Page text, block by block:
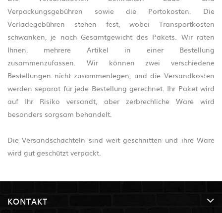
Verpackungsgebühren sowie die Portokosten. Die
Verladegebühren stehen fest, wobei Transportkosten
schwanken, je nach Gesamtgewicht des Pakets. Wir raten
Ihnen, mehrere Artikel in einer Bestellung
zusammenzufassen. Wir können zwei verschiedene
Bestellungen nicht zusammenlegen, und die Versandkosten
werden separat für jede Bestellung gerechnet. Ihr Paket wird
auf Ihr Risiko versandt, aber zerbrechliche Ware wird
besonders sorgsam behandelt.
Die Versandschachteln sind weit geschnitten und ihre Ware
wird gut geschützt verpackt.
KONTAKT